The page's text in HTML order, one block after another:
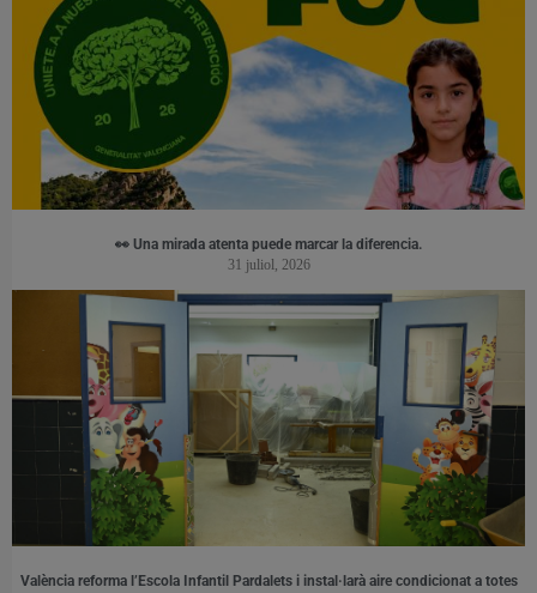
👀 Una mirada atenta puede marcar la diferencia.
31 juliol, 2026
València reforma l’Escola Infantil Pardalets i instal·larà aire condicionat a totes